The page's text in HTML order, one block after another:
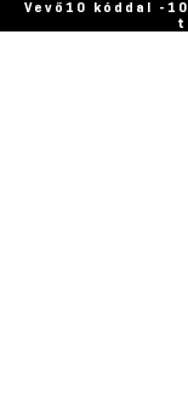
Vevő10 kóddal -